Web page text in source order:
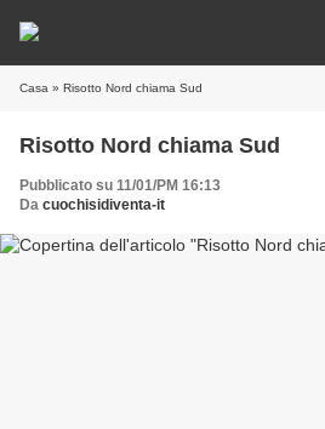
Casa » Risotto Nord chiama Sud
Risotto Nord chiama Sud
Pubblicato su 11/01/PM 16:13
Da cuochisidiventa-it